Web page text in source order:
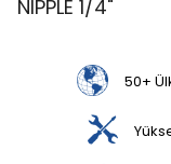
NIPPLE 1/4"
50+